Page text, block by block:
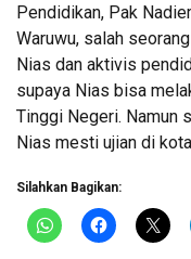
Pendidikan, Pak
Waruwu, salah
Nias dan aktivis
supaya Nias bisa
Tinggi Negeri. Namun
Nias mesti ujian di
Silahkan Bagikan: